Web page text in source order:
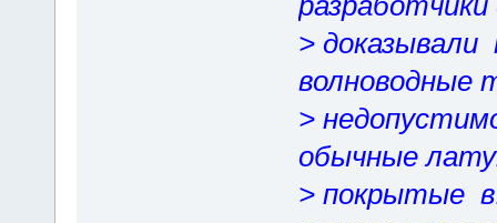
>
волноводные
>
обычные
> покрытые